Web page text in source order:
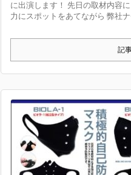
に出演します！ 先日の取材内容
力にスポットをあてながら 弊社
記